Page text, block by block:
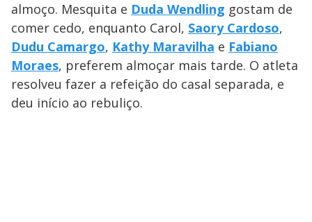
almoço. Mesquita e Duda Wendling gostam de
comer cedo, enquanto Carol, Saory Cardoso,
Dudu Camargo, Kathy Maravilha e Fabiano
Moraes, preferem almoçar mais tarde. O atleta
resolveu fazer a refeição do casal separada, e
deu início ao rebuliço.